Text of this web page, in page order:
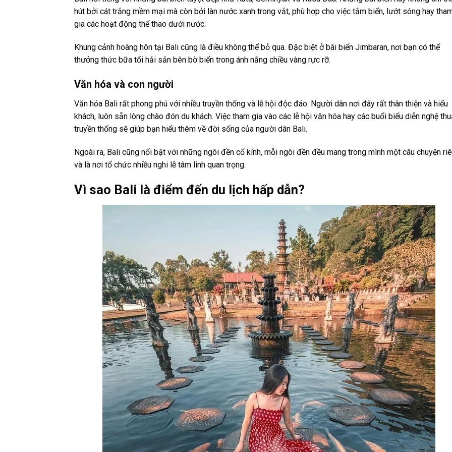
hút bởi cát trắng mềm mại mà còn bởi làn nước xanh trong vắt, phù hợp cho việc tắm biển, lướt sóng hay
gia các hoạt động thể thao dưới nước.
Khung cảnh hoàng hôn tại Bali cũng là điều không thể bỏ qua. Đặc biệt ở bãi biển Jimbaran, nơi bạn có thể
thưởng thức bữa tối hải sản bên bờ biển trong ánh nắng chiều vàng rực rỡ.
Văn hóa và con người
Văn hóa Bali rất phong phú với nhiều truyền thống và lễ hội độc đáo. Người dân nơi đây rất thân thiện và hiếu
khách, luôn sẵn lòng chào đón du khách. Việc tham gia vào các lễ hội văn hóa hay các buổi biểu diễn nghệ
truyền thống sẽ giúp bạn hiểu thêm về đời sống của người dân Bali.
Ngoài ra, Bali cũng nổi bật với những ngôi đền cổ kính, mỗi ngôi đền đều mang trong mình một câu chuyện
và là nơi tổ chức nhiều nghi lễ tâm linh quan trọng.
Vì sao Bali là điểm đến du lịch hấp dẫn?